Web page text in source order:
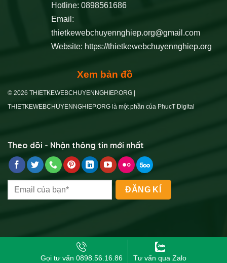
Hotline: 0898561686
Email:
thietkewebchuyennghiep.org@gmail.com
Website: https://thietkewebchuyennghiep.org
Xem bản đồ
© 2026 THIETKEWEBCHUYENNGHIEP.ORG |
THIETKEWEBCHUYENNGHIEP.ORG là một phần của PhucT Digital
Theo dõi - Nhận thông tin mới nhất
Gọi tư vấn 0898.56.16.86 Tư vấn qua Zalo